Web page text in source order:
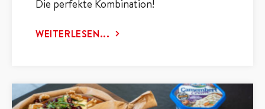
Die perfekte Kombination!
WEITERLESEN...